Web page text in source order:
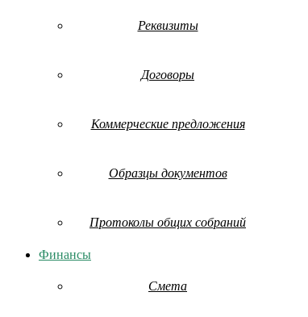
Реквизиты
Договоры
Коммерческие предложения
Образцы документов
Протоколы общих собраний
Финансы
Смета